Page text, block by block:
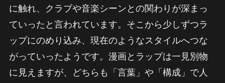
に触れ、クラブや音楽シーンとの関わりが深まっ
ていったと言われています。そこから少しずつラ
ップにのめり込み、現在のようなスタイルへつな
がっていったようです。漫画とラップは一見別物
に見えますが、どちらも「言葉」や「構成」で人